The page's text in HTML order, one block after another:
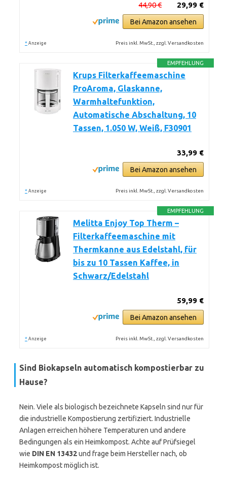
29,99 €
44,90 €
Bei Amazon ansehen
* Anzeige Preis inkl. MwSt., zzgl. Versandkosten
EMPFEHLUNG
Krups Filterkaffeemaschine
ProAroma, Glaskanne,
Warmhaltefunktion,
Automatische Abschaltung, 10
Tassen, 1.050 W, Weiß, F30901
33,99 €
Bei Amazon ansehen
* Anzeige Preis inkl. MwSt., zzgl. Versandkosten
EMPFEHLUNG
Melitta Enjoy Top Therm –
Filterkaffeemaschine mit
Thermkanne aus Edelstahl, für
bis zu 10 Tassen Kaffee, in
Schwarz/Edelstahl
59,99 €
Bei Amazon ansehen
* Anzeige Preis inkl. MwSt., zzgl. Versandkosten
Sind Biokapseln automatisch kompostierbar zu
Hause?
Nein. Viele als biologisch bezeichnete Kapseln sind nur für
die industrielle Kompostierung zertifiziert. Industrielle
Anlagen erreichen höhere Temperaturen und andere
Bedingungen als ein Heimkompost. Achte auf Prüfsiegel
wie DIN EN 13432und frage beim Hersteller nach, ob
Heimkompost möglich ist.